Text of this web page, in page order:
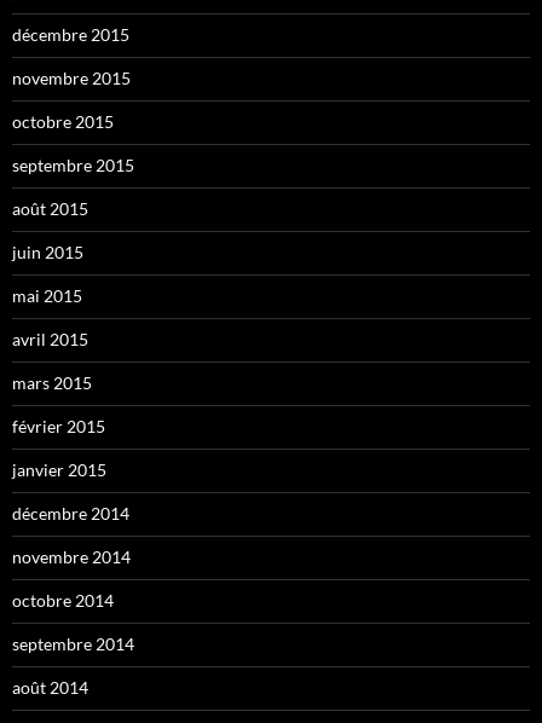
décembre 2015
novembre 2015
octobre 2015
septembre 2015
août 2015
juin 2015
mai 2015
avril 2015
mars 2015
février 2015
janvier 2015
décembre 2014
novembre 2014
octobre 2014
septembre 2014
août 2014